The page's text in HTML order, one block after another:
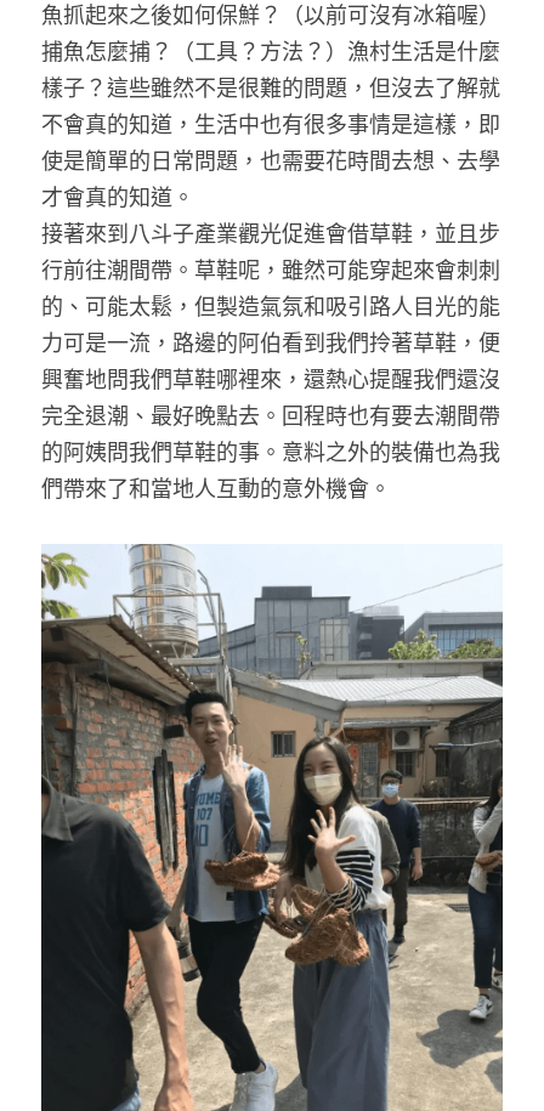
魚抓起來之後如何保鮮？（以前可沒有冰箱喔）
捕魚怎麼捕？（工具？方法？）漁村生活是什麼
樣子？這些雖然不是很難的問題，但沒去了解就
不會真的知道，生活中也有很多事情是這樣，即
使是簡單的日常問題，也需要花時間去想、去學
才會真的知道。
接著來到八斗子產業觀光促進會借草鞋，並且步
行前往潮間帶。草鞋呢，雖然可能穿起來會刺刺
的、可能太鬆，但製造氣氛和吸引路人目光的能
力可是一流，路邊的阿伯看到我們拎著草鞋，便
興奮地問我們草鞋哪裡來，還熱心提醒我們還沒
完全退潮、最好晚點去。回程時也有要去潮間帶
的阿姨問我們草鞋的事。意料之外的裝備也為我
們帶來了和當地人互動的意外機會。